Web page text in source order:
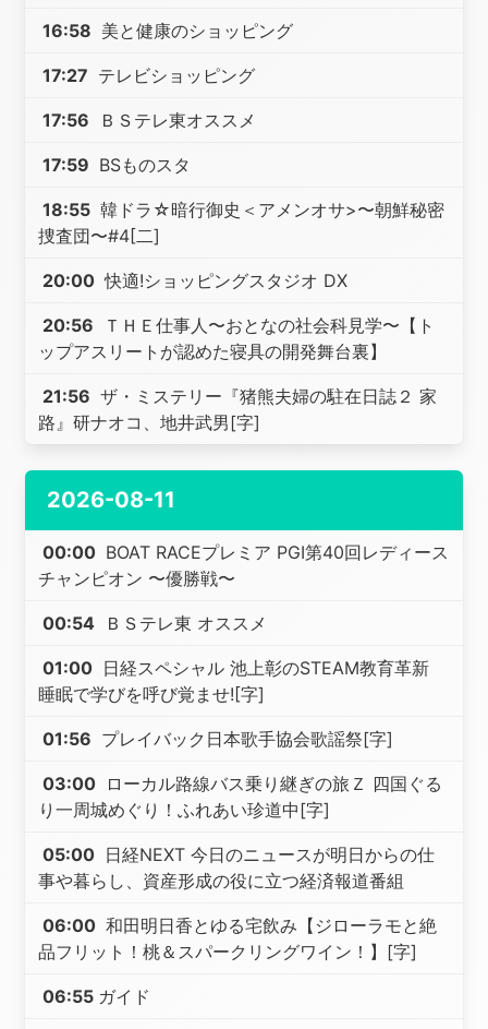
16:58 美と健康のショッピング
17:27 テレビショッピング
17:56 ＢＳテレ東オススメ
17:59 BSものスタ
18:55 韓ドラ☆暗行御史＜アメンオサ>〜朝鮮秘密
捜査団〜#4[二]
20:00 快適!ショッピングスタジオ DX
20:56
ＴＨＥ仕事人〜おとなの社会科見学〜【ト
ップアスリートが認めた寝具の開発舞台裏】
21:56 ザ・ミステリー『猪熊夫婦の駐在日誌２ 家
路』研ナオコ、地井武男[字]
2026-08-11
00:00 BOAT RACEプレミア PGI第40回レディース
チャンピオン 〜優勝戦〜
00:54 ＢＳテレ東 オススメ
01:00 日経スペシャル 池上彰のSTEAM教育革新
睡眠で学びを呼び覚ませ![字]
01:56 プレイバック日本歌手協会歌謡祭[字]
03:00 ローカル路線バス乗り継ぎの旅Ｚ 四国ぐる
り一周城めぐり！ふれあい珍道中[字]
05:00 日経NEXT 今日のニュースが明日からの仕
事や暮らし、資産形成の役に立つ経済報道番組
06:00 和田明日香とゆる宅飲み【ジローラモと絶
品フリット！桃＆スパークリングワイン！】[字]
06:55 ガイド